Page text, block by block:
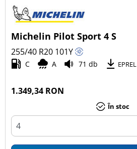
Michelin Pilot Sport 4 S
255/40 R20 101Y
C A 71 db EPREL
1.349,34 RON
În stoc